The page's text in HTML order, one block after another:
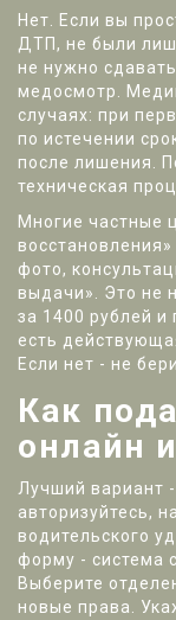
Нет. Если вы
ДТП, не были
не нужно
медосмотр.
случаях: при
по истечении
после лишения.
техническая
Многие частные
фото,
выдачи». Это не
за 1400 рублей и
есть
Если нет - не
Как
онлайн
Лучший вариант -
авторизуйтесь,
водительского
форму - система
Выберите
новые права.